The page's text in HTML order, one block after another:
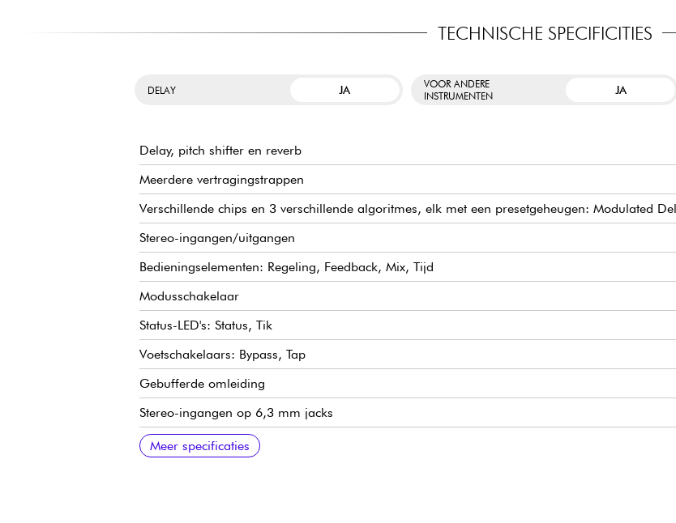
TECHNISCHE SPECIFICITIES
DELAY JA
VOOR ANDERE
INSTRUMENTEN
JA
Delay, pitch shifter en reverb
Meerdere vertragingstrappen
Verschillende chips en 3 verschillende algoritmes, elk met een presetgeheugen: Modulated
Stereo-ingangen/uitgangen
Bedieningselementen: Regeling, Feedback, Mix, Tijd
Modusschakelaar
Status-LED's: Status, Tik
Voetschakelaars: Bypass, Tap
Gebufferde omleiding
Stereo-ingangen op 6,3 mm jacks
Stereo-uitgangen op 6,3 mm jack
Aansluiting voor netvoeding via 2,1 x 5,5 mm cilindrische stekker, negatieve polariteit binnenin
Geen batterijvoeding mogelijk
Optionele 9 V DC voeding niet meegeleverd (artikelnr. 409939)
Stroomverbruik: 220 mA
Afmetingen (B x D x H): 100 x 140 x 56 mm
Gewicht: 535 g
Gemaakt in Griekenland
Meer specificaties